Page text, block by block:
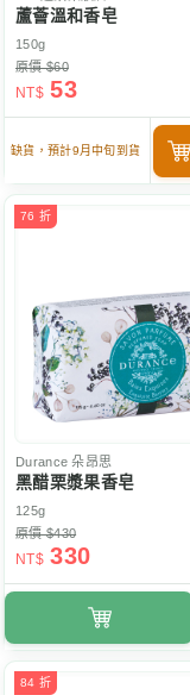
蘆薈溫和香皂
150g
原價 $60
NT$ 53
缺貨，預計9月中旬到貨
76 折
Durance 朵昂思
黑醋栗漿果香皂
125g
原價 $430
NT$ 330
84 折